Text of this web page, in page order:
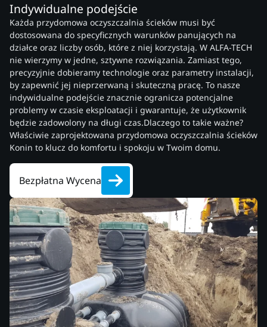
Indywidualne podejście
Każda przydomowa oczyszczalnia ścieków musi być
dostosowana do specyficznych warunków panujących na
działce oraz liczby osób, które z niej korzystają. W ALFA-TECH
nie wierzymy w jedne, sztywne rozwiązania. Zamiast tego,
precyzyjnie dobieramy technologie oraz parametry instalacji,
by zapewnić jej nieprzerwaną i skuteczną pracę. To nasze
indywidualne podejście znacznie ogranicza potencjalne
problemy w czasie eksploatacji i gwarantuje, że użytkownik
będzie zadowolony na długi czas.Dlaczego to takie ważne?
Właściwie zaprojektowana przydomowa oczyszczalnia ścieków
Konin to klucz do komfortu i spokoju w Twoim domu.
Bezpłatna Wycena